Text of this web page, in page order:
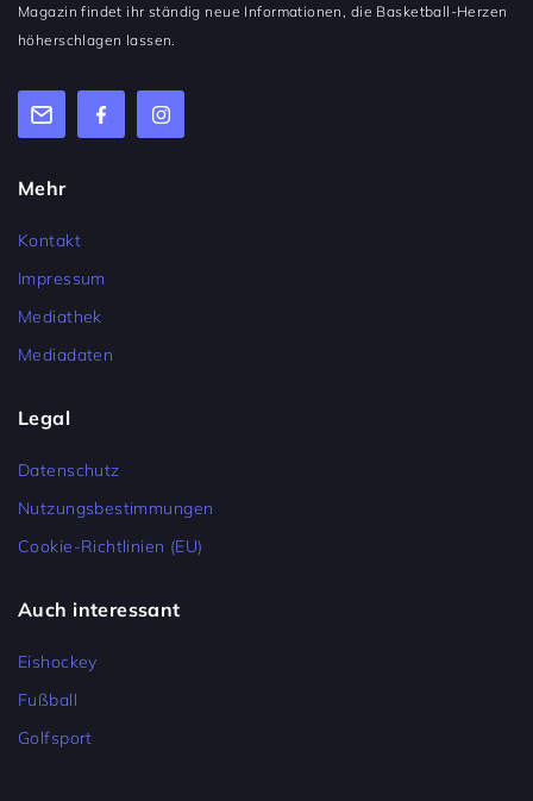
Magazin findet ihr ständig neue Informationen, die Basketball-Herzen
höherschlagen lassen.
Mehr
Kontakt
Impressum
Mediathek
Mediadaten
Legal
Datenschutz
Nutzungsbestimmungen
Cookie-Richtlinien (EU)
Auch interessant
Eishockey
Fußball
Golfsport